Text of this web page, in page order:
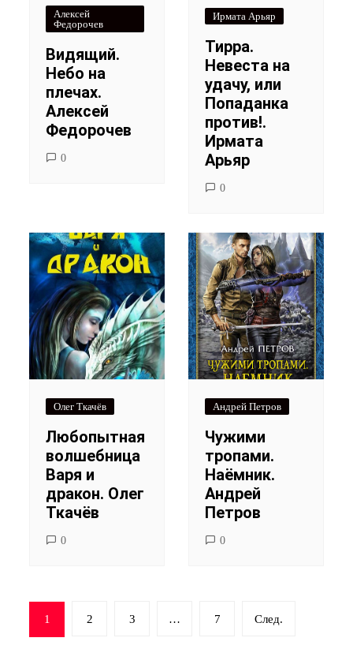
Алексей
Федорочев
Видящий.
Небо на
плечах.
Алексей
Федорочев
0
Ирмата Арьяр
Тирра.
Невеста на
удачу, или
Попаданка
против!.
Ирмата
Арьяр
0
Олег Ткачёв
Любопытная
волшебница
Варя и
дракон. Олег
Ткачёв
0
Андрей Петров
Чужими
тропами.
Наёмник.
Андрей
Петров
0
Навигация
по
1 2 3 … 7 След.